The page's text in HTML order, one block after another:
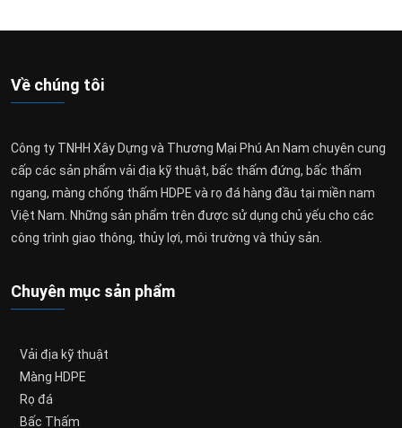
Về chúng tôi
Công ty TNHH Xây Dựng và Thương Mại Phú An Nam chuyên cung
cấp các sản phẩm vải địa kỹ thuật, bấc thấm đứng, bấc thấm
ngang, màng chống thấm HDPE và rọ đá hàng đầu tại miền nam
Việt Nam. Những sản phẩm trên được sử dụng chủ yếu cho các
công trình giao thông, thủy lợi, môi trường và thủy sản.
Chuyên mục sản phẩm
Vải địa kỹ thuật
Màng HDPE
Rọ đá
Bấc Thấm